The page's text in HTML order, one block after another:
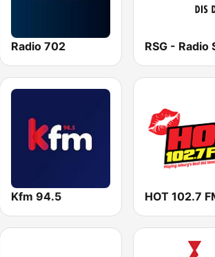
Radio 702
Kfm 94.5 HOT 102.7